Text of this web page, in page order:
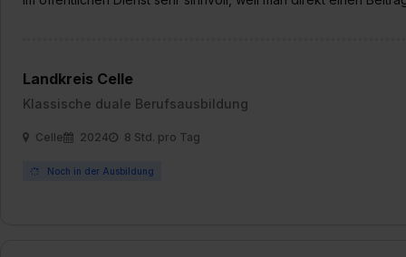
„Datenschutz-
Landkreis Celle
Klassische duale Berufsausbildung
Celle 2024 8 Std. pro Tag
Noch in der Ausbildung